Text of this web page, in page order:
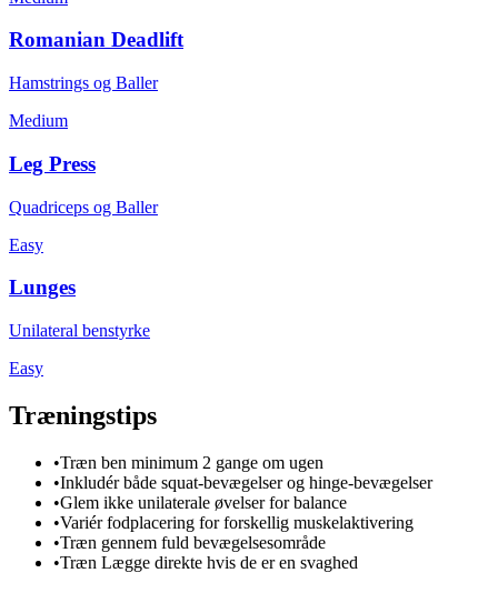
Romanian Deadlift
Hamstrings og Baller
Medium
Leg Press
Quadriceps og Baller
Easy
Lunges
Unilateral benstyrke
Easy
Træningstips
•Træn ben minimum 2 gange om ugen
•Inkludér både squat-bevægelser og hinge-bevægelser
•Glem ikke unilaterale øvelser for balance
•Variér fodplacering for forskellig muskelaktivering
•Træn gennem fuld bevægelsesområde
•Træn Lægge direkte hvis de er en svaghed